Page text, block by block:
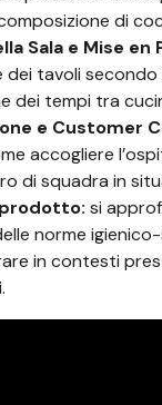
di
Sala e Mise en
tavoli secondo
dei tempi tra
e Customer
accogliere
di squadra in
si
norme
in contesti